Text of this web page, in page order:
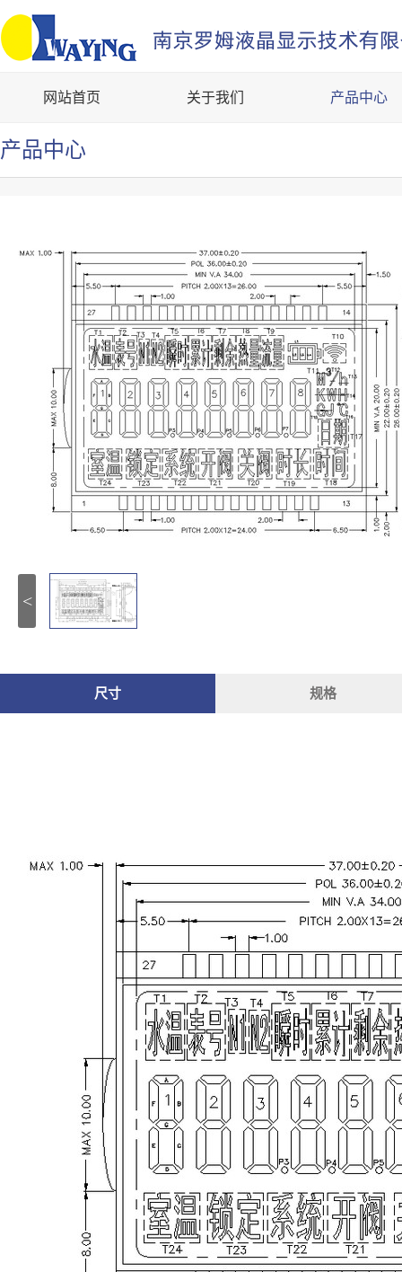
网站首页 关于我们 产品中心
产品中心
<
尺寸 规格